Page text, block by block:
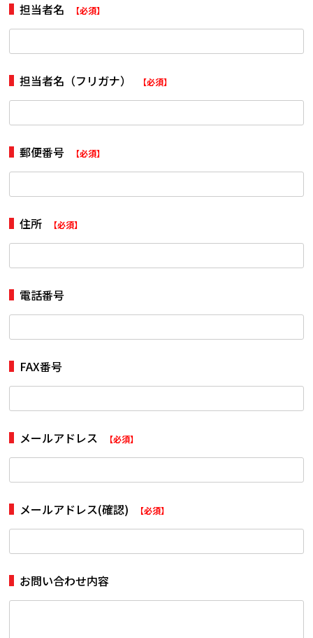
担当者名 【必須】
担当者名（フリガナ） 【必須】
郵便番号 【必須】
住所 【必須】
電話番号
FAX番号
メールアドレス 【必須】
メールアドレス(確認) 【必須】
お問い合わせ内容